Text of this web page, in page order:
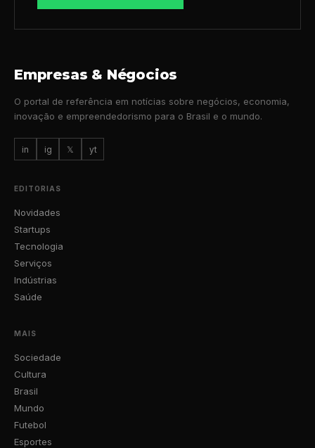
Empresas & Négocios
O portal de referência em notícias sobre negócios, economia,
inovação e empreendedorismo para o Brasil e o mundo.
in ig 𝕏 yt
EDITORIAS
Novidades
Startups
Tecnologia
Serviços
Indústrias
Saúde
MAIS
Sociedade
Cultura
Brasil
Mundo
Futebol
Esportes